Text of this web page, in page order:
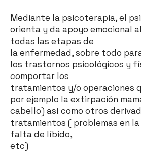
Mediante la psicoterapia, el
orienta y da apoyo emocional
todas las etapas de
la enfermedad, sobre todo
los trastornos psicológicos y
comportar los
tratamientos y/o operaciones
por ejemplo la extirpación
cabello) así como otros
tratamientos ( problemas en la
falta de líbido,
etc)